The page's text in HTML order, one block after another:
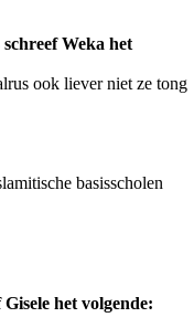
schreef Weka het
ook liever niet ze tong
basisscholen
het volgende: